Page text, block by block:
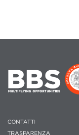
CONTATTI
TRASPARENZA